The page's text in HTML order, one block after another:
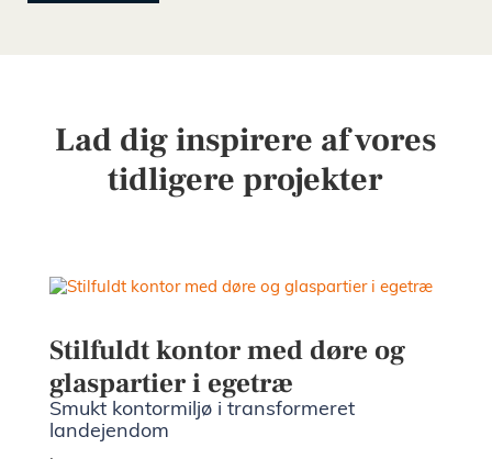
Lad dig inspirere af vores
tidligere projekter
Stilfuldt kontor med døre og
glaspartier i egetræ
Smukt kontormiljø i transformeret
landejendom